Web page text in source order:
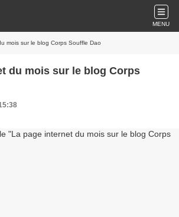
MENU
mois sur le blog Corps Souffle Dao
du mois sur le blog Corps